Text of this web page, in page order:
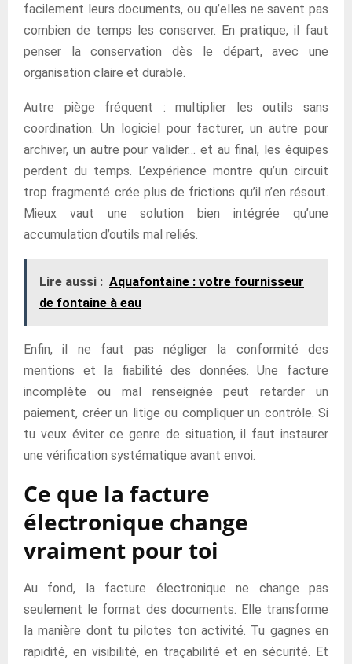
facilement leurs documents, ou qu’elles ne savent pas
combien de temps les conserver. En pratique, il faut
penser la conservation dès le départ, avec une
organisation claire et durable.
Autre piège fréquent : multiplier les outils sans
coordination. Un logiciel pour facturer, un autre pour
archiver, un autre pour valider… et au final, les équipes
perdent du temps. L’expérience montre qu’un circuit
trop fragmenté crée plus de frictions qu’il n’en résout.
Mieux vaut une solution bien intégrée qu’une
accumulation d’outils mal reliés.
Lire aussi : Aquafontaine : votre fournisseur
de fontaine à eau
Enfin, il ne faut pas négliger la conformité des
mentions et la fiabilité des données. Une facture
incomplète ou mal renseignée peut retarder un
paiement, créer un litige ou compliquer un contrôle. Si
tu veux éviter ce genre de situation, il faut instaurer
une vérification systématique avant envoi.
Ce que la facture
électronique change
vraiment pour toi
Au fond, la facture électronique ne change pas
seulement le format des documents. Elle transforme
la manière dont tu pilotes ton activité. Tu gagnes en
rapidité, en visibilité, en traçabilité et en sécurité. Et